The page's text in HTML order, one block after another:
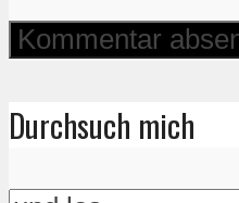
Durchsuch mich